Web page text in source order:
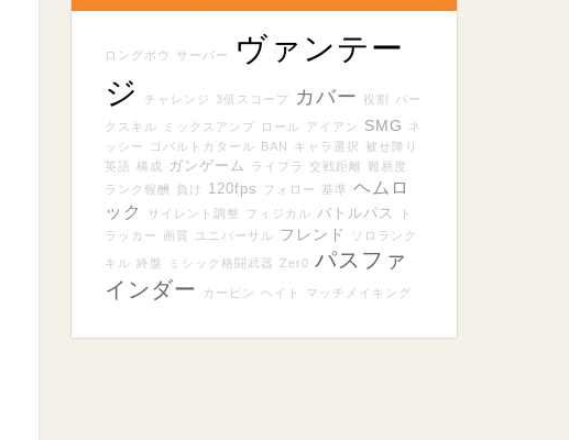
ロングボウ サーバー
ヴァンテー
ジ
チャレンジ 3倍スコープ カバー 役割 パー
クスキル ミックスアンプ ロール アイアン SMG
ネ
ッシー
コバルトカタール BAN キャラ選択
被せ降り
英語 構成 ガンゲーム ライフラ 交戦距離
難易度
ランク報酬
負け 120fps フォロー 基準
ヘムロ
ック
サイレント調整 フィジカル バトルパス
ト
ラッカー
画質 ユニバーサル フレンド ソロランク
キル 終盤 ミシック格闘武器 Zer0 パスファ
インダー
カービン ヘイト マッチメイキング